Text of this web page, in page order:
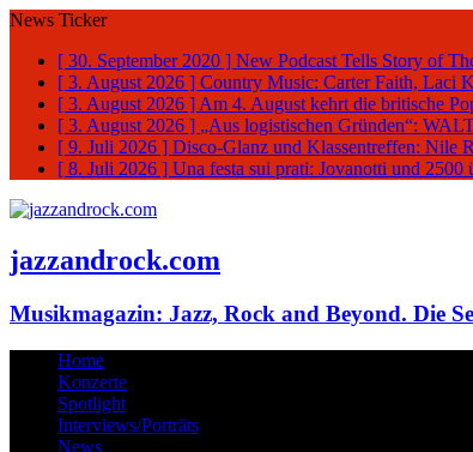
News Ticker
[ 30. September 2020 ] New Podcast Tells Story of
[ 3. August 2026 ] Country Music: Carter Faith, Laci
[ 3. August 2026 ] Am 4. August kehrt die britische
[ 3. August 2026 ] „Aus logistischen Gründen“:
[ 9. Juli 2026 ] Disco-Glanz und Klassentreffen: Nile
[ 8. Juli 2026 ] Una festa sui prati: Jovanotti und 2500
jazzandrock.com
Musikmagazin: Jazz, Rock and Beyond. Die
Home
Konzerte
Spotlight
Interviews/Porträts
News